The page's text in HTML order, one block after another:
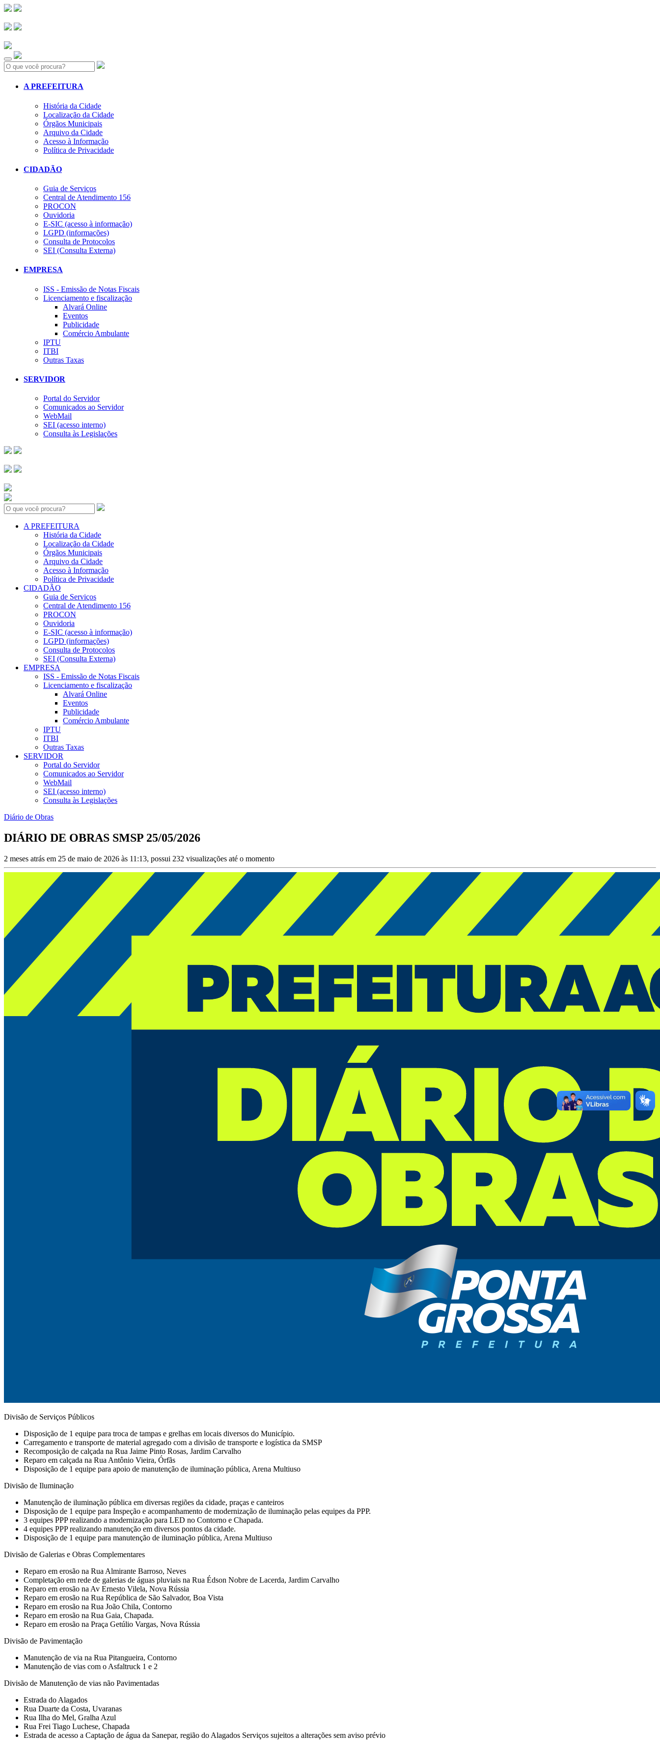
Search:
A PREFEITURA
História da Cidade
Localização da Cidade
Órgãos Municipais
Arquivo da Cidade
Acesso à Informação
Política de Privacidade
CIDADÃO
Guia de Serviços
Central de Atendimento 156
PROCON
Ouvidoria
E-SIC (acesso à informação)
LGPD (informações)
Consulta de Protocolos
SEI (Consulta Externa)
EMPRESA
ISS - Emissão de Notas Fiscais
Licenciamento e fiscalização
Alvará Online
Eventos
Publicidade
Comércio Ambulante
IPTU
ITBI
Outras Taxas
SERVIDOR
Portal do Servidor
Comunicados ao Servidor
WebMail
SEI (acesso interno)
Consulta às Legislações
Search:
A PREFEITURA
História da Cidade
Localização da Cidade
Órgãos Municipais
Arquivo da Cidade
Acesso à Informação
Política de Privacidade
CIDADÃO
Guia de Serviços
Central de Atendimento 156
PROCON
Ouvidoria
E-SIC (acesso à informação)
LGPD (informações)
Consulta de Protocolos
SEI (Consulta Externa)
EMPRESA
ISS - Emissão de Notas Fiscais
Licenciamento e fiscalização
Alvará Online
Eventos
Publicidade
Comércio Ambulante
IPTU
ITBI
Outras Taxas
SERVIDOR
Portal do Servidor
Comunicados ao Servidor
WebMail
SEI (acesso interno)
Consulta às Legislações
Diário de Obras
DIÁRIO DE OBRAS SMSP 25/05/2026
2 meses atrás em 25 de maio de 2026 às 11:13, possui 232 visualizações até o momento
Divisão de Serviços Públicos
Disposição de 1 equipe para troca de tampas e grelhas em locais diversos do Município.
Carregamento e transporte de material agregado com a divisão de transporte e logística da SMSP
Recomposição de calçada na Rua Jaime Pinto Rosas, Jardim Carvalho
Reparo em calçada na Rua Antônio Vieira, Órfãs
Disposição de 1 equipe para apoio de manutenção de iluminação pública, Arena Multiuso
Divisão de Iluminação
Manutenção de iluminação pública em diversas regiões da cidade, praças e canteiros
Disposição de 1 equipe para Inspeção e acompanhamento de modernização de iluminação pelas equipes da PPP.
3 equipes PPP realizando a modernização para LED no Contorno e Chapada.
4 equipes PPP realizando manutenção em diversos pontos da cidade.
Disposição de 1 equipe para manutenção de iluminação pública, Arena Multiuso
Divisão de Galerias e Obras Complementares
Reparo em erosão na Rua Almirante Barroso, Neves
Completação em rede de galerias de águas pluviais na Rua Édson Nobre de Lacerda, Jardim Carvalho
Reparo em erosão na Av Ernesto Vilela, Nova Rússia
Reparo em erosão na Rua República de São Salvador, Boa Vista
Reparo em erosão na Rua João Chila, Contorno
Reparo em erosão na Rua Gaia, Chapada.
Reparo em erosão na Praça Getúlio Vargas, Nova Rússia
Divisão de Pavimentação
Manutenção de via na Rua Pitangueira, Contorno
Manutenção de vias com o Asfaltruck 1 e 2
Divisão de Manutenção de vias não Pavimentadas
Estrada do Alagados
Rua Duarte da Costa, Uvaranas
Rua Ilha do Mel, Gralha Azul
Rua Frei Tiago Luchese, Chapada
Estrada de acesso a Captação de água da Sanepar, região do Alagados Serviços sujeitos a alterações sem aviso prévio